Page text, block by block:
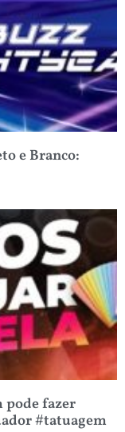
e Branco:
pode fazer
#tatuagem